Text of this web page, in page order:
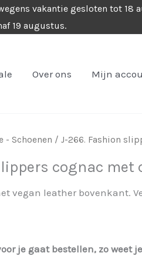
vakantie gesloten tot 18
19 augustus.
Over ons Mijn
- Schoenen / J-266. Fashion
cognac met
vegan leather bovenkant.
je gaat bestellen, zo weet